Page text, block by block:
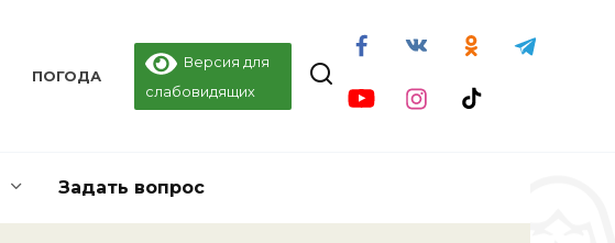
ПОГОДА
Версия для
слабовидящих
Задать вопрос